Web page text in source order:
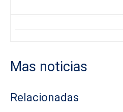
Mas noticias
Relacionadas